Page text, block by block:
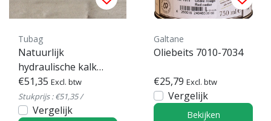
Tubag
Natuurlijk
hydraulische kalk
NHL-FP
€51,35 Excl. btw
Stukprijs : €51,35 /
Vergelijk
Galtane
Oliebeits 7010-7034
€25,79 Excl. btw
Vergelijk
Bekijken